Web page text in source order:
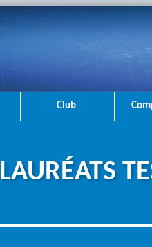
Club
LAURÉATS